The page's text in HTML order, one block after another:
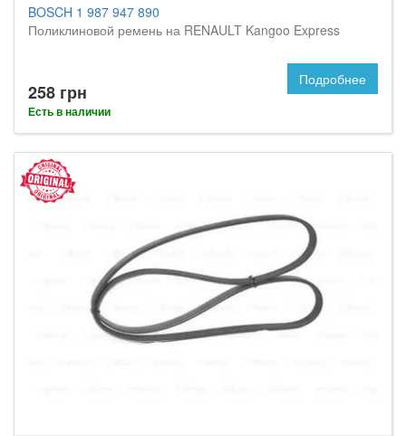
BOSCH 1 987 947 890
Поликлиновой ремень на RENAULT Kangoo Express
258 грн
Есть в наличии
Подробнее